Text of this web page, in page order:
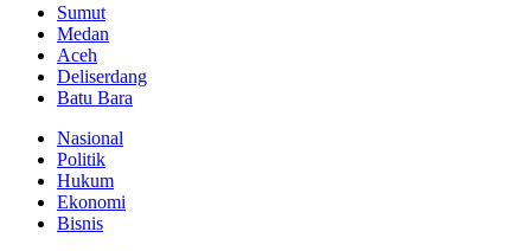
Sumut
Medan
Aceh
Deliserdang
Batu Bara
Nasional
Politik
Hukum
Ekonomi
Bisnis